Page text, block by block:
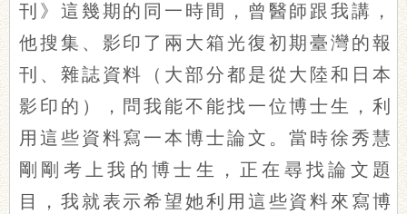
刊》這幾期的同一時間，曾醫師跟我講，
他搜集、影印了兩大箱光復初期臺灣的報
刊、雜誌資料（大部分都是從大陸和日本
影印的），問我能不能找一位博士生，利
用這些資料寫一本博士論文。當時徐秀慧
剛剛考上我的博士生，正在尋找論文題
目，我就表示希望她利用這些資料來寫博